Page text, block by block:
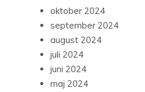
oktober 2024
september 2024
august 2024
juli 2024
juni 2024
maj 2024